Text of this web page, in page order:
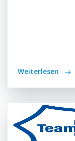
Weiterlesen